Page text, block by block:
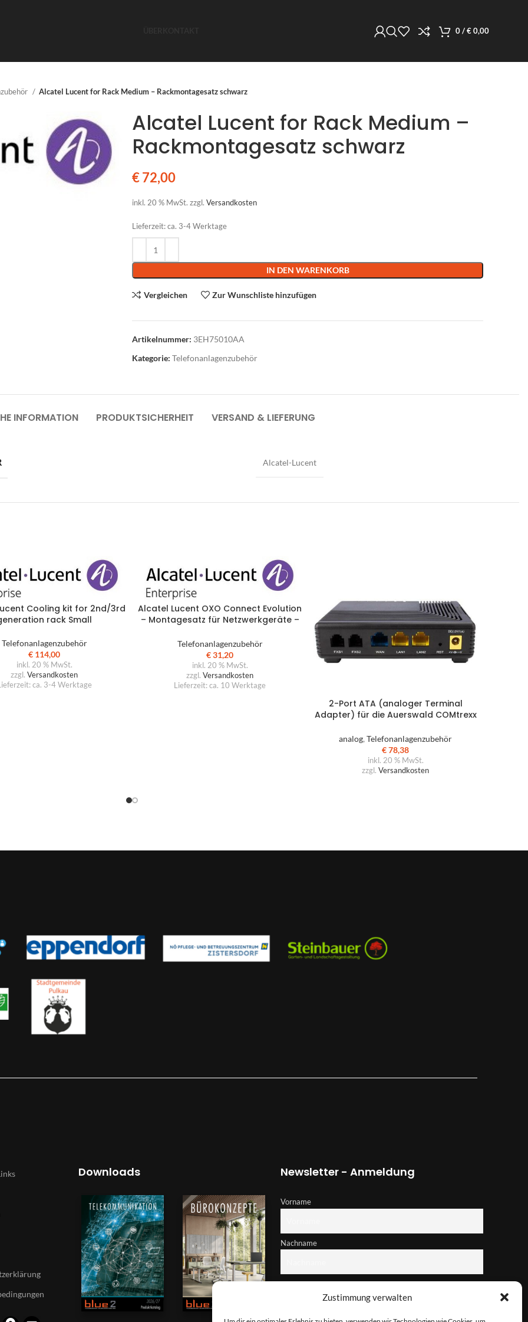
Zustimmung verwalten
Abverkauf
| Mooswall
Stöbern Sie in unserem aktuell
verfügbaren Produktsortiment
0/€0,00
Alcatel Lucent for Rack Medium – Rackmontagesatz schwarz
Alcatel Lucent for Rack Medium –
Rackmontagesatz schwarz
€72,00
inkl. 20 % MwSt. zzgl. Versandkosten
Lieferzeit: ca. 3-4 Werktage
IN DEN WARENKORB
Vergleichen Zur Wunschliste hinzufügen
Artikelnummer: 3EH75010AA
Kategorie: Telefonanlagenzubehör
INFORMATION PRODUKTSICHERHEIT VERSAND & LIEFERUNG
Alcatel-Lucent
Cooling kit for 2nd/3rd
rack Small
Telefonanlagenzubehör
€ 114,00
inkl. 20 % MwSt.
zzgl. Versandkosten
Lieferzeit: ca. 3-4 Werktage
Alcatel Lucent OXO Connect Evolution
– Montagesatz für Netzwerkgeräte –
Telefonanlagenzubehör
€31,20
inkl. 20 % MwSt.
zzgl. Versandkosten
Lieferzeit: ca. 10 Werktage
2-Port ATA (analoger Terminal
Adapter) für die Auerswald COMtrexx
analog, Telefonanlagenzubehör
€78,38
inkl. 20 % MwSt.
zzgl. Versandkosten
Downloads Newsletter - Anmeldung
Vorname
Nachname